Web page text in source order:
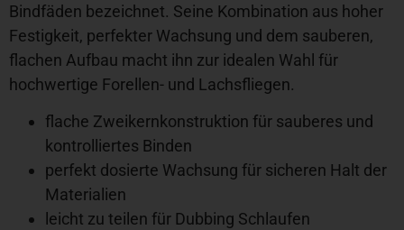
Bindfäden bezeichnet. Seine Kombination aus hoher
Festigkeit, perfekter Wachsung und dem sauberen,
flachen Aufbau macht ihn zur idealen Wahl für
hochwertige Forellen- und Lachsfliegen.
flache Zweikernkonstruktion für sauberes und
kontrolliertes Binden
perfekt dosierte Wachsung für sicheren Halt der
Materialien
leicht zu teilen für Dubbing Schlaufen